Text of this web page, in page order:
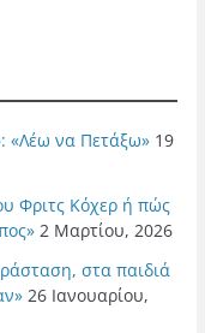
«Λέω να Πετάξω» 19
Φριτς Κόχερ ή πώς
2 Μαρτίου, 2026
στα παιδιά
26 Ιανουαρίου,